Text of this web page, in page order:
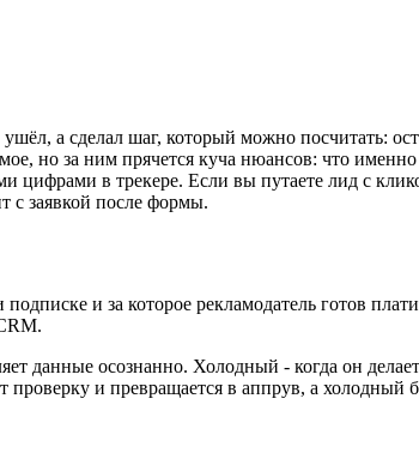
а сделал шаг, который можно посчитать:
но за ним прячется куча нюансов: что
цифрами в трекере. Если вы путаете лид с
с заявкой после формы.
и за которое рекламодатель готов
данные осознанно. Холодный - когда он
и превращается в аппрув, а холодный